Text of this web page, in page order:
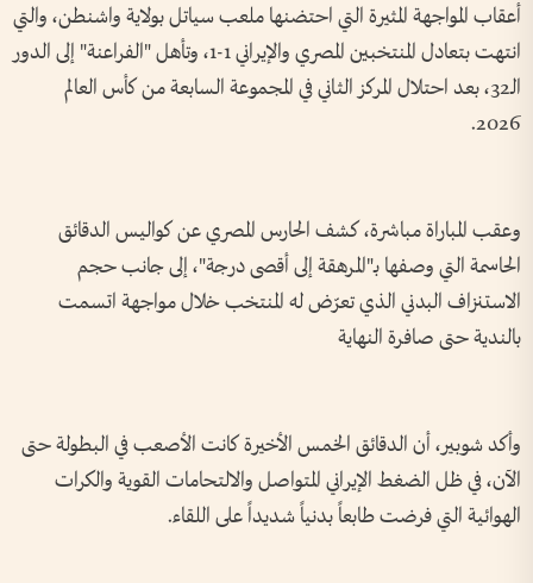
أعقاب المواجهة المثيرة التي احتضنها ملعب سياتل بولاية واشنطن، والتي
انتهت بتعادل المنتخبين المصري والإيراني 1-1، وتأهل "الفراعنة" إلى الدور
الـ32، بعد احتلال المركز الثاني في المجموعة السابعة من كأس العالم
2026.
وعقب المباراة مباشرة، كشف الحارس المصري عن كواليس الدقائق
الحاسمة التي وصفها بـ"المرهقة إلى أقصى درجة"، إلى جانب حجم
الاستنزاف البدني الذي تعرّض له المنتخب خلال مواجهة اتسمت
بالندية حتى صافرة النهاية
وأكد شوبير، أن الدقائق الخمس الأخيرة كانت الأصعب في البطولة حتى
الآن، في ظل الضغط الإيراني المتواصل والالتحامات القوية والكرات
الهوائية التي فرضت طابعاً بدنياً شديداً على اللقاء.